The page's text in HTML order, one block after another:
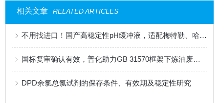
相关文章 RELATED ARTICLES
不用找进口！国产高稳定性pH缓冲液，适配梅特勒、哈希、雷磁全系设备
国标复审确认有效，普化助力GB 31570框架下炼油废水监测的合规性升级
DPD余氯总氯试剂的保存条件、有效期及稳定性研究